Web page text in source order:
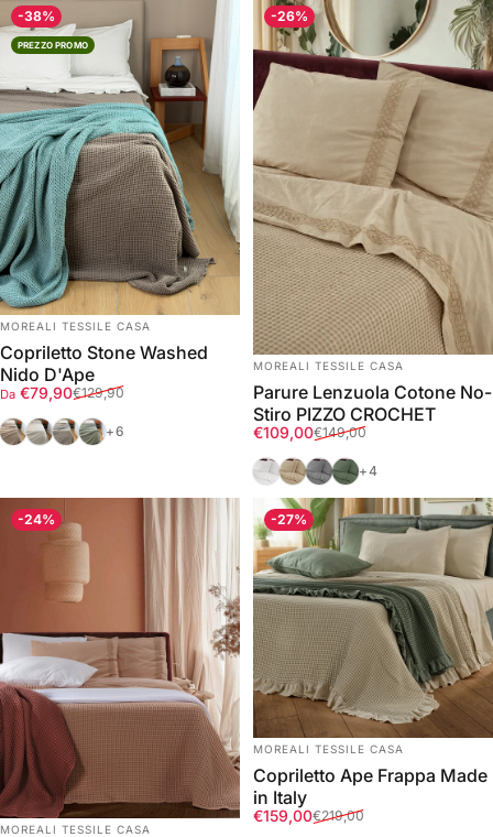
-38%
PREZZO PROMO
FORNITORE:
MOREALI TESSILE CASA
Copriletto Stone Washed
Nido D'Ape
Prezzo scontato
Da €79,90
Prezzo di listino
€129,90
TaupeWhiteMid Grey
Green
+6
-26%
FORNITORE:
MOREALI TESSILE CASA
Parure Lenzuola Cotone No-
Stiro PIZZO CROCHET
Prezzo scontato
€109,00
Prezzo di listino
€149,00
Bianco
CordaGrigioVerde
+4
-24%
FORNITORE:
MOREALI TESSILE CASA
-27%
FORNITORE:
MOREALI TESSILE CASA
Copriletto Ape Frappa Made
in Italy
Prezzo scontato
€159,00
Prezzo di listino
€219,00